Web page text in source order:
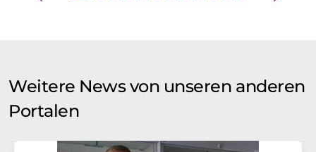
Weitere News von unseren anderen
Portalen